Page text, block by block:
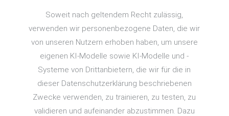
Soweit nach geltendem Recht zulässig,
verwenden wir personenbezogene Daten, die wir
von unseren Nutzern erhoben haben, um unsere
eigenen KI-Modelle sowie KI-Modelle und -
Systeme von Drittanbietern, die wir für die in
dieser Datenschutzerklärung beschriebenen
Zwecke verwenden, zu trainieren, zu testen, zu
validieren und aufeinander abzustimmen. Dazu